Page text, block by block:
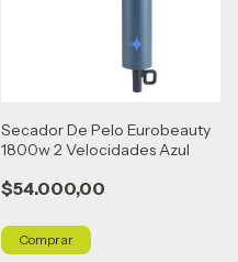
Secador De Pelo Eurobeauty
1800w 2 Velocidades Azul
$54.000,00